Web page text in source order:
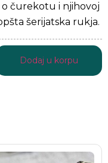
o čurekotu i njihovoj
šerijatska rukja.
Dodaj u korpu